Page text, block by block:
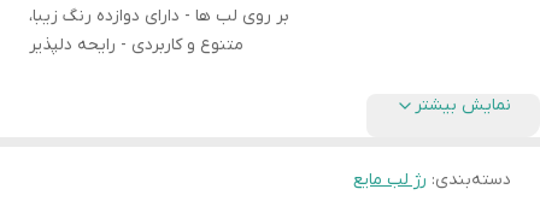
بر روی لب ها - دارای دوازده رنگ زیبا،
متنوع و کاربردی - رایحه دلپذیر
نمایش بیشتر
دسته‌بندی: رژ لب مایع